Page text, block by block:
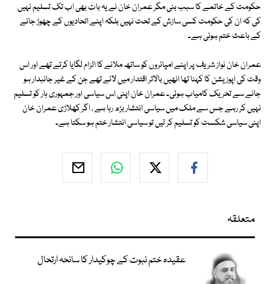
حکومت کے خاتمے کا سبب بنی مگر عمران خان نے یہ بات بھی اب تک تسلیم نہیں
کی کہ ان کی حکومت کسی سازش کے تحت نہیں بلکہ اپنے اتحادیوں کے چھوڑ جانے
کے باعث ختم ہوئی ہے۔
عمران خان نواز شریف پر اپنے امپائروں کو ساتھ ملانے کا الزام لگایا کرتے تھے اور اس
وقت کی اپوزیشن کا کہنا تھا انھیں بالاتر اقتدار میں لائے تھے جن کے غیر جانبدار ہو
جانے سے تحریک کامیاب ہوئی۔ عمران خان اپنی اس سیاسی اور جمہوری ہار کو تسلیم
نہیں کر رہے جس سے ملک میں سیاسی انتشار بڑھ رہا ہے ، اگر کھلاڑی عمران خان
اپنی سیاسی شکست کو تسلیم کر لیں تو سیاسی انتشار ختم ہو سکتا ہے۔
متعلقہ
عقیدہ ختم نبوت کے چوکیدار کا سانحہ ارتحال